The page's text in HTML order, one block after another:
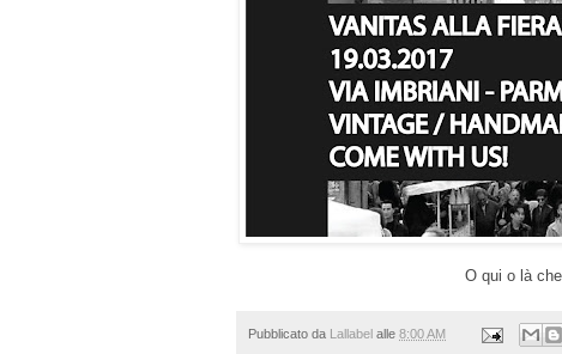
O qui o là
Pubblicato da Lallabel alle 8:00 AM